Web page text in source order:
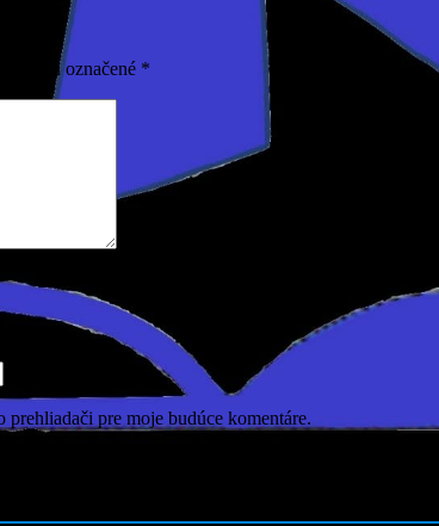
sú označené *
pre moje budúce komentáre.